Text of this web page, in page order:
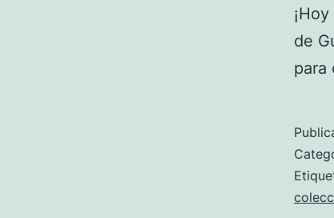
de
para